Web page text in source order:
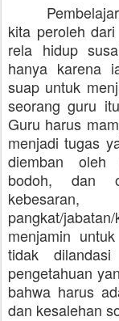
kita peroleh
rela hidup
hanya karena
suap untuk
seorang guru
Guru harus
menjadi tugas
diemban oleh
bodoh, dan
pangkat/
menjamin
tidak
pengetahuan
bahwa harus
dan kesalehan